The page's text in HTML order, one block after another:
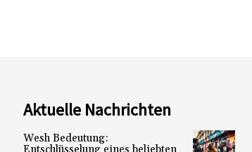
Aktuelle Nachrichten
Wesh Bedeutung: